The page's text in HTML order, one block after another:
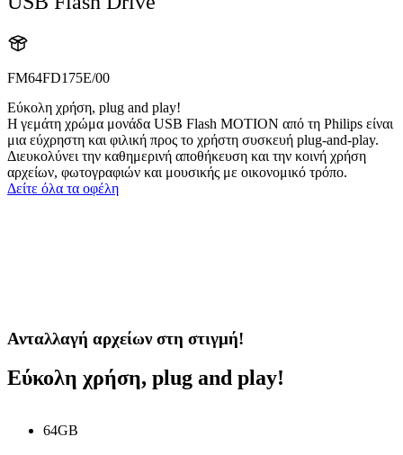
FM64FD175E/00
Εύκολη χρήση, plug and play!
Η γεμάτη χρώμα μονάδα USB Flash MOTION από τη Philips είναι
μια εύχρηστη και φιλική προς το χρήστη συσκευή plug-and-play.
Διευκολύνει την καθημερινή αποθήκευση και την κοινή χρήση
αρχείων, φωτογραφιών και μουσικής με οικονομικό τρόπο.
Δείτε όλα τα οφέλη
Ανταλλαγή αρχείων στη στιγμή!
Εύκολη χρήση, plug and play!
64GB